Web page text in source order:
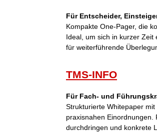
Für Entscheider,
Kompakte One-Pager, die
Ideal, um sich in kurzer
für weiterführende
TMS-INFO
Für Fach- und
Strukturierte Whitepaper
praxisnahen Einordnungen.
durchdringen und konkrete